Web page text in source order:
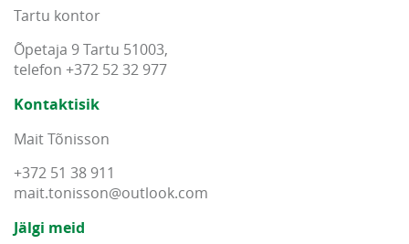
Tartu kontor
Õpetaja 9 Tartu 51003,
telefon +372 52 32 977
Kontaktisik
Mait Tõnisson
+372 51 38 911
mait.tonisson@outlook.com
Jälgi meid